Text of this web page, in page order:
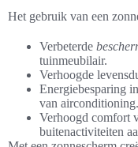
Het gebruik van een
Verbeterde
tuinmeubilair.
Verhoogde
Energiebesparing
van airconditioning.
Verhoogd comfort
buitenactiviteiten